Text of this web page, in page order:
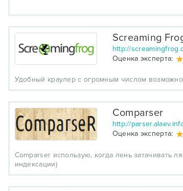
Screaming
http://
Оценка эксперта:
Удобный краулер с огромным числом
Comparser
http://
Оценка эксперта:
Comparser использую, когда лень затачивать
индексации)